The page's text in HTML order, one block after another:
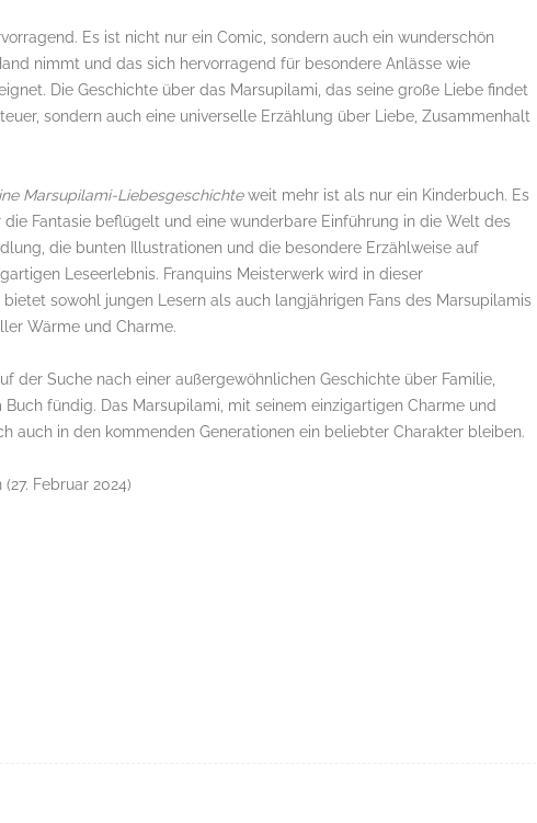
Es ist nicht nur ein Comic, sondern auch ein wunderschön
nimmt und das sich hervorragend für besondere Anlässe wie
Die Geschichte über das Marsupilami, das seine große Liebe findet
sondern auch eine universelle Erzählung über Liebe, Zusammenhalt
Marsupilami-Liebesgeschichteweit mehr ist als nur ein Kinderbuch. Es
Fantasie beflügelt und eine wunderbare Einführung in die Welt des
die bunten Illustrationen und die besondere Erzählweise auf
Leseerlebnis. Franquins Meisterwerk wird in dieser
sowohl jungen Lesern als auch langjährigen Fans des Marsupilamis
Wärme und Charme.
der Suche nach einer außergewöhnlichen Geschichte über Familie,
fündig. Das Marsupilami, mit seinem einzigartigen Charme und
auch in den kommenden Generationen ein beliebter Charakter bleiben.
(27. Februar 2024)